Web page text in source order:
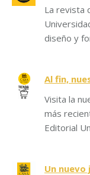
La revista
diseño y
Al fin,
Visita la
más
Editorial
Un